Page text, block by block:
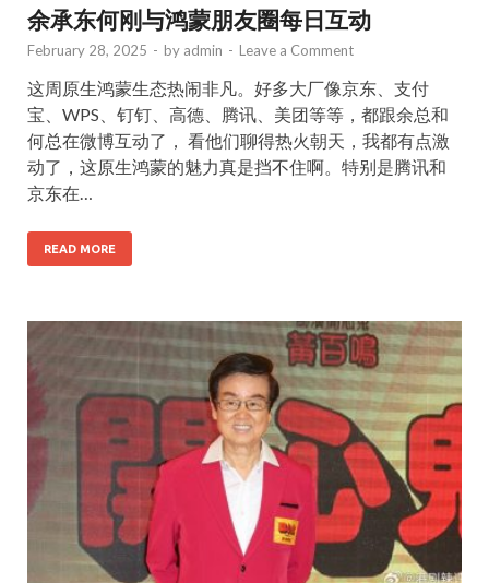
余承东何刚与鸿蒙朋友圈每日互动
February 28, 2025 - by admin - Leave a Comment
这周原生鸿蒙生态热闹非凡。好多大厂像京东、支付
宝、WPS、钉钉、高德、腾讯、美团等等，都跟余总和
何总在微博互动了， 看他们聊得热火朝天，我都有点激
动了，这原生鸿蒙的魅力真是挡不住啊。特别是腾讯和
京东在…
READ MORE